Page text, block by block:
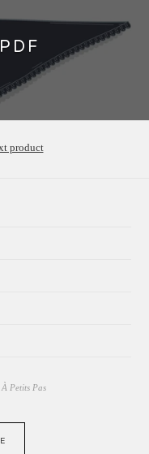
product
Petits Pas